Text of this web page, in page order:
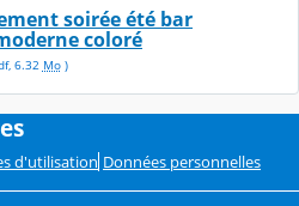
soirée été bar
coloré
, 6.32 Mo)
d'utilisation Données personnelles